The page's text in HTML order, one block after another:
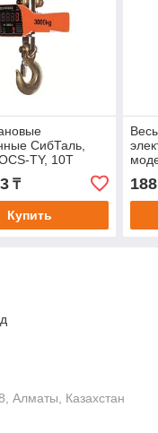
СибТаль,
TY, 10Т
₸
Купить
Алматы, Казахстан